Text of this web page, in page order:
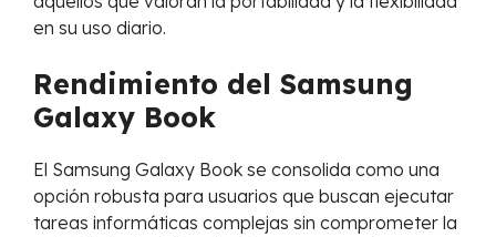
en su uso diario.
Rendimiento del Samsung
Galaxy Book
El Samsung Galaxy Book se consolida como una
opción robusta para usuarios que buscan ejecutar
tareas informáticas complejas sin comprometer la